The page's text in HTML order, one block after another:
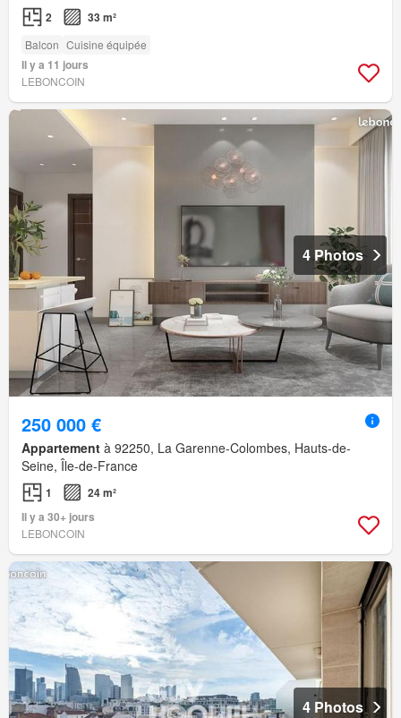
2 33 m²
Balcon Cuisine équipée
Il y a 11 jours
LEBONCOIN
4 Photos
250 000 €
Appartement à 92250, La Garenne-Colombes, Hauts-de-
Seine, Île-de-France
1
24 m²
Il y a 30+ jours
LEBONCOIN
4 Photos